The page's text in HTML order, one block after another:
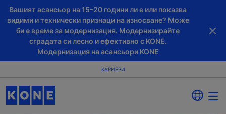
Вашият асансьор на 15–20 години ли е или показва
видими и технически признаци на износване? Може
би е време за модернизация. Модернизирайте
сградата си лесно и ефективно с KONE.
Модернизация на асансьори KONE
КАРИЕРИ